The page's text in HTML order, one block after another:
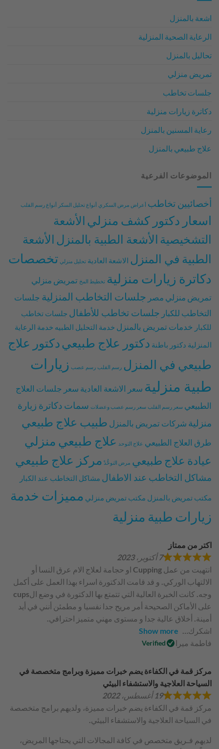
المنزل
2026
اشعة بالمنزل
الرعاية الصحية المنزلية
تحاليل بالمنزل
تمريض منزلي
جلسات تخاطب
دكاترة زيارات منزلية
رعاية المسنين بالمنزل
علاج طبيعي بالمنزل
الموضوعات الفرعية
أخصائيين تخاطب أعراض مرض السكري أنواع تحليل السكر أنواع رسم القلب
اسعار دكتور كشف منزلي الأشعة
التشخيصية الأشعة الطبية بالمنزل الأشعة
الطبية في المنزل الاشعة العادية تحليل منزلي تخصصات
دكاترة زيارات منزلية تخطيط المخ تمريض منزلي
تمريض منزلي مصر جلسات التخاطب المنزلية جلسات
التخاطب للكبار جلسات تخاطب للأطفال جلسات تخاطب
للكبار خدمات تمريض بالمنزل خدمة التحليل الطبيه خدمة الرعاية
المنزلية دكتور باطنة دكتور علاج طبيعيدكتور علاج
طبيعي في المنزل رسم القلب رسم عصب زيارات
طبية منزلية سعر الاشعة العادية سعر جلسات العلاج
الطبيعي سعر رسم القلب سعر رسم عصب وعضلات سمات دكاترة زيارة
منزلية شركات تمريض بالمنزل طبيب علاج طبيعي
طرق العلاج الطبيعي علاج التوحد علاج طبيعي منزلي
عيادة علاج طبيعي مرض التوحُّدْ مركز علاج طبيعي
مشاكل التخاطب عند الاطفال مشاكل التخاطب عند الكبار
مكتب تمريض بالمنزل مكتب تمريض منزلي مميزات خدمة
زيارات طبية منزلية
اكتر من ممتاز
7 أكتوبر، 2023
انتهيت من عمل Cupping او حجامة لعلاج الام عرق النسا أو
الالتهاب الوركي. و قد قامت الدكتورة اسراء بهذا العمل على أكمل
وجه. كانت الخبرة العالية التي تتمتع بها الدكتورة في وضع الcups
على الأماكن الصحيحة أمر مريح جدا نفسيا و مطمئن أنني في أيد
أمينة. أخلاق عالية جدا و مستوى مهني متميز احترافي.
اشكرك
Show more
فاطمة ميرا
Verified
مركز قمة في الكفاءة يضم خبرات مميزة وبرامج متخصصة في
السياحة العلاجية والاستشفاء البيئي
19 أغسطس، 2022
مركز قمة في الكفاءة يضم خبرات مميزة، ولديهم برامج متخصصة
في السياحة العلاجية والاستشفاء البيئي.
لديهم فـريق متخصص في كافة المجالات التي يحتاجها المريض،